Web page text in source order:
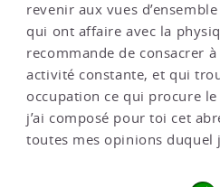
revenir aux vues
qui ont affaire avec la
recommande de consacrer
activité constante, et qui
occupation ce qui procure
j’ai composé pour toi cet
toutes mes opinions duquel